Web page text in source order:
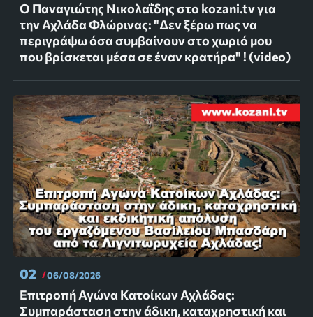
Ο Παναγιώτης Νικολαΐδης στο kozani.tv για
την Αχλάδα Φλώρινας: "Δεν ξέρω πως να
περιγράψω όσα συμβαίνουν στο χωριό μου
που βρίσκεται μέσα σε έναν κρατήρα" ! (video)
02 06/08/2026
Επιτροπή Αγώνα Κατοίκων Αχλάδας:
Συμπαράσταση στην άδικη, καταχρηστική και